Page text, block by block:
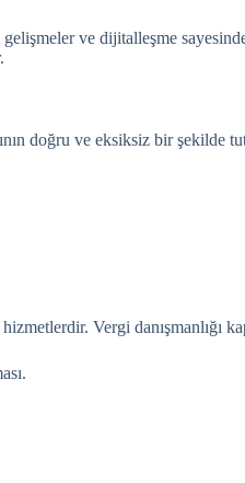
ve dijitalleşme
doğru ve eksiksiz bir şekilde
Vergi danışmanlığı